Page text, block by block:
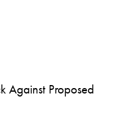
Against Proposed